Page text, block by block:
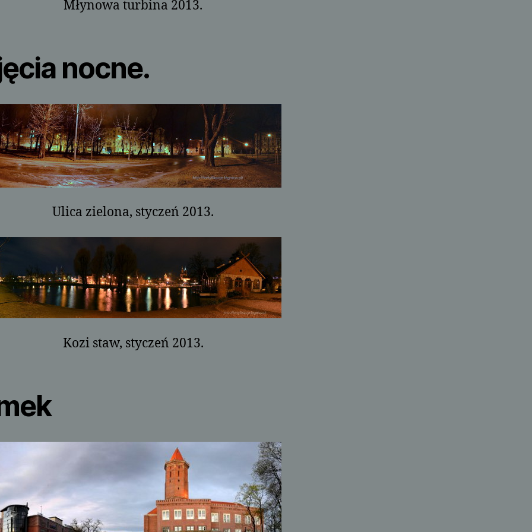
Młynowa turbina 2013.
nocne.
Ulica zielona, styczeń 2013.
Kozi staw, styczeń 2013.